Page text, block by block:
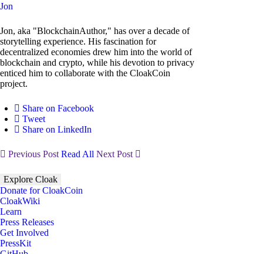
Jon
Jon, aka "BlockchainAuthor," has over a decade of
storytelling experience. His fascination for
decentralized economies drew him into the world of
blockchain and crypto, while his devotion to privacy
enticed him to collaborate with the CloakCoin
project.
Share on Facebook
Tweet
Share on LinkedIn
Previous Post Read All Next Post
Explore Cloak
Donate for CloakCoin
CloakWiki
Learn
Press Releases
Get Involved
PressKit